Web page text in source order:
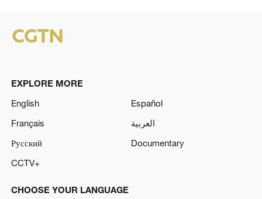
EXPLORE MORE
English
Español
Français
العربية
Русский
Documentary
CCTV+
CHOOSE YOUR LANGUAGE